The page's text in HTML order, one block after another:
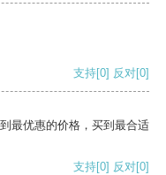
支持[0] 反对[0]
最优惠的价格，买到最合适
支持[0] 反对[0]